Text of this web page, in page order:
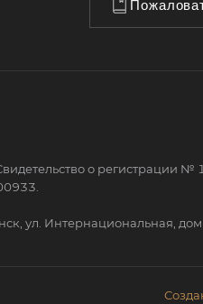
о регистрации
ул. Интернациональная,